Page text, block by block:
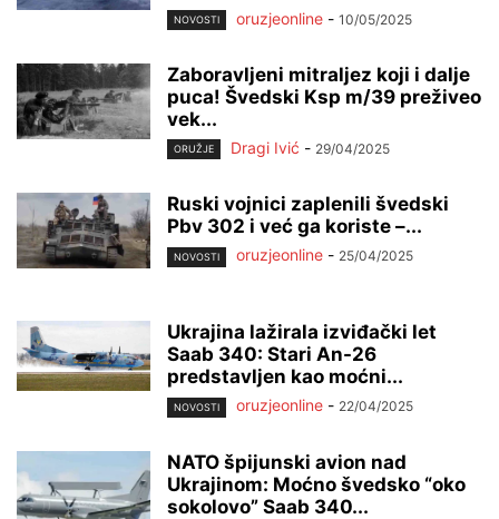
NOVOSTI oruzjeonline - 10/05/2025
Zaboravljeni mitraljez koji i dalje
puca! Švedski Ksp m/39 preživeo
vek...
ORUŽJE Dragi Ivić - 29/04/2025
Ruski vojnici zaplenili švedski
Pbv 302 i već ga koriste –...
NOVOSTI oruzjeonline - 25/04/2025
Ukrajina lažirala izviđački let
Saab 340: Stari An-26
predstavljen kao moćni...
NOVOSTI oruzjeonline - 22/04/2025
NATO špijunski avion nad
Ukrajinom: Moćno švedsko “oko
sokolovo” Saab 340...